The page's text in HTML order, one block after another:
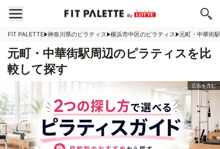
FIT PALETTE 神奈川県のピラティス 横浜市中区のピラティス 元町・中華街
元町・中華街駅周辺のピラティスを比
較して探す